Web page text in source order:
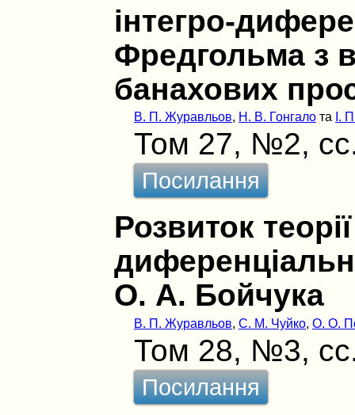
інтегро-
Фредгольма з
банахових
В. П. Журавльов, Н. В. Гонгало та І.
Том 27, №2,
Посилання
Розвиток
О. А. Бойчука
В. П. Журавльов,С. М. Чуйко,О. О.
Том 28, №3,
Посилання